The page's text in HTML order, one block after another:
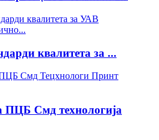
квалитета за ...
ПЦБ Смд технологија